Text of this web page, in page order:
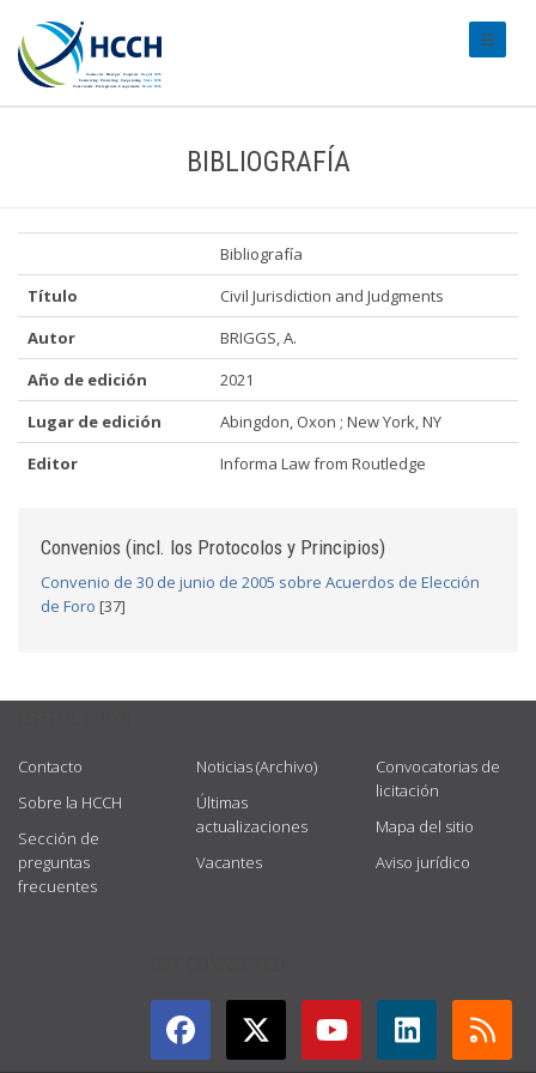
BIBLIOGRAFÍA
Bibliografía
Título
Civil Jurisdiction and Judgments
Autor
BRIGGS, A.
Año de edición
2021
Lugar de edición
Abingdon, Oxon ; New York, NY
Editor
Informa Law from Routledge
Convenios (incl. los Protocolos y Principios)
Convenio de 30 de junio de 2005 sobre Acuerdos de Elección
de Foro [37]
Contacto
Sobre la HCCH
Sección de
preguntas
frecuentes
Noticias (Archivo)
Últimas
actualizaciones
Vacantes
Convocatorias de
licitación
Mapa del sitio
Aviso jurídico